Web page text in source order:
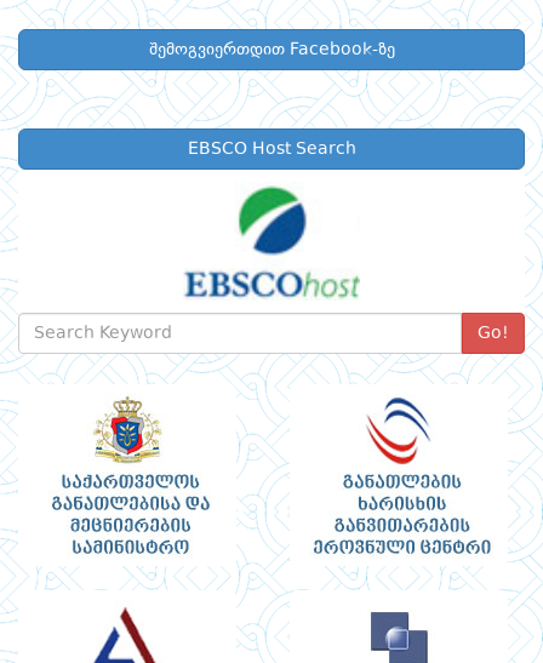
შემოგვიერთდით Facebook-ზე
EBSCO Host Search
Go!